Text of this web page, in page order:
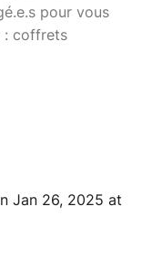
pour vous
: coffrets
Jan 26, 2025 at